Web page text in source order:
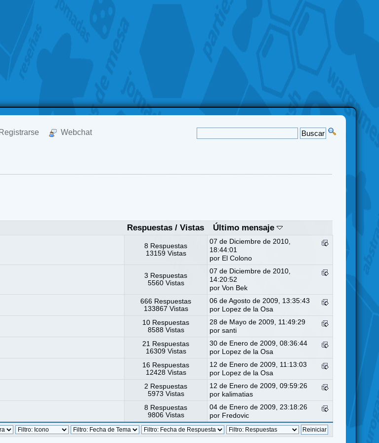
Webchat
Respuestas /Vistas Último mensaje
8 Respuestas
13159 Vistas
07 de Diciembre de 2010,
18:44:01
por El Colono
3 Respuestas
5560 Vistas
07 de Diciembre de 2010,
14:20:52
porVon Bek
666 Respuestas
133867 Vistas
06 de Agosto de 2009, 13:35:43
por
Lopez de la Osa
10 Respuestas
8588 Vistas
28 de Mayo de 2009, 11:49:29
porsanti
21 Respuestas
16309 Vistas
30 de Enero de 2009, 08:36:44
por
Lopez de la Osa
16 Respuestas
12428 Vistas
12 de Enero de 2009, 11:13:03
por
Lopez de la Osa
2 Respuestas
5973 Vistas
12 de Enero de 2009, 09:59:26
por kalimatias
8 Respuestas
9806 Vistas
04 de Enero de 2009, 23:18:26
por Fredovic